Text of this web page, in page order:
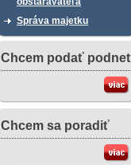
Správa majetku
Chcem podať podnet
Chcem sa poradiť